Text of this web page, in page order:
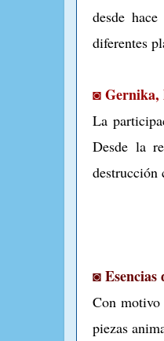
desde
diferentes
◙ Gernika,
La
Desde la
destrucción
◙ Esencias
Con motivo
piezas